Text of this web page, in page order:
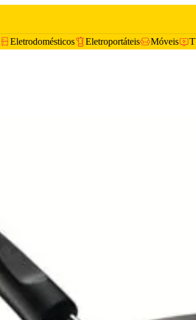
Eletrodomésticos Eletroportáteis Móveis